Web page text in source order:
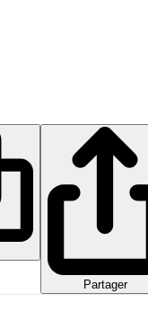
Partager